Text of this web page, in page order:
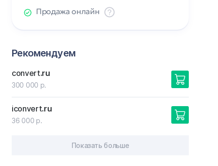
Продажа онлайн
Рекомендуем
convert.ru
300 000 р.
iconvert.ru
36 000 р.
Показать больше